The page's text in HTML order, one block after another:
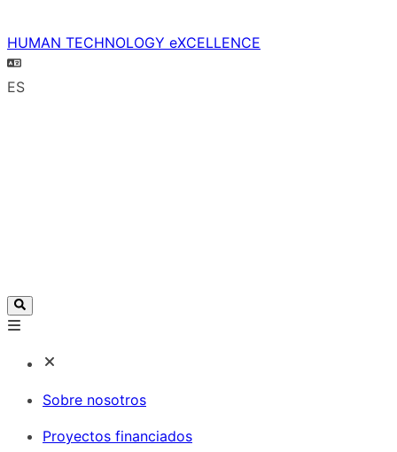
HUMAN TECHNOLOGY eXCELLENCE
ES
Sobre nosotros
Proyectos financiados